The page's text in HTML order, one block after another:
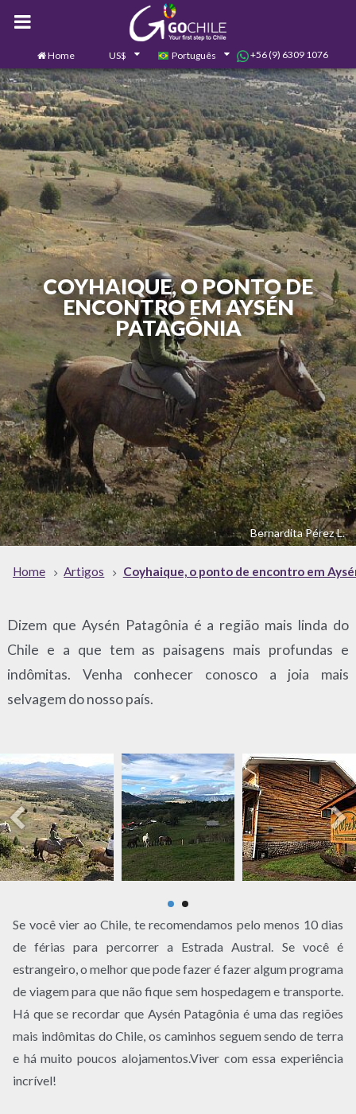
Home US$ Português +56 (9) 6309 1076
Contate-nos 0
COYHAIQUE, O PONTO DE
ENCONTRO EM AYSÉN
PATAGÔNIA
Bernardita Pérez L.
Home Artigos Coyhaique, o ponto de encontro em
Dizem que Aysén Patagônia é a região mais linda do
Chile e a que tem as paisagens mais profundas e
indômitas. Venha conhecer conosco a joia mais
selvagem do nosso país.
Se você vier ao Chile, te recomendamos pelo menos 10 dias
de férias para percorrer a Estrada Austral. Se você é
estrangeiro, o melhor que pode fazer é fazer algum programa
de viagem para que não fique sem hospedagem e transporte.
Há que se recordar que Aysén Patagônia é uma das regiões
mais indômitas do Chile, os caminhos seguem sendo de terra
e há muito poucos alojamentos.Viver com essa experiência
incrível!